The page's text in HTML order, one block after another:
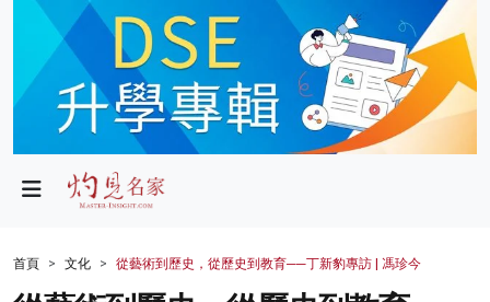
政局
財經
生活
首頁 文化 從藝術到歷史，從歷史到教育──丁新豹專訪 | 馮珍今